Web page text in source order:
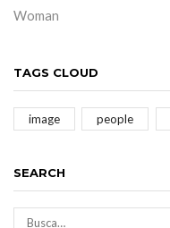
Woman
TAGS CLOUD
image people
SEARCH